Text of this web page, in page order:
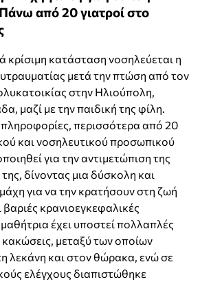
από 20 γιατροί στο
κρίσιμη κατάσταση νοσηλεύεται η
μετά την πτώση από τον
στην Ηλιούπολη,
, μαζί με την παιδική της φίλη.
περισσότερα από 20
και νοσηλευτικού προσωπικού
για την αντιμετώπιση της
δίνοντας μια δύσκολη και
για να την κρατήσουν στη ζωή
κρανιοεγκεφαλικές
έχει υποστεί πολλαπλές
μεταξύ των οποίων
λεκάνη και στον θώρακα, ενώ σε
ελέγχους διαπιστώθηκε